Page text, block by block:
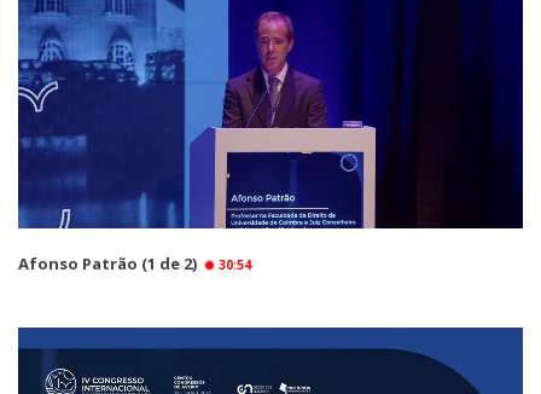
Afonso Patrão (1 de 2) 30:54